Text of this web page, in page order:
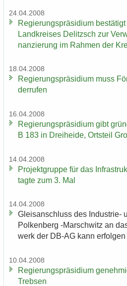
24.04.2008
Re­gie­rungs­prä­si­di­um
Land­krei­ses De­litzsch zur
nan­zie­rung im Rah­men der
18.04.2008
Re­gie­rungs­prä­si­di­um muss
der­ru­fen
16.04.2008
Re­gie­rungs­prä­si­di­um gibt
B 183 in Drei­hei­de, Orts­teil
14.04.2008
Pro­jekt­grup­pe für das
tagte zum 3. Mal
14.04.2008
Gleis­an­schluss des Industrie-​
Pol­ken­berg -​Marschwitz an
werk der DB-AG kann er­fol­gen
10.04.2008
Re­gie­rungs­prä­si­di­um
Treb­sen